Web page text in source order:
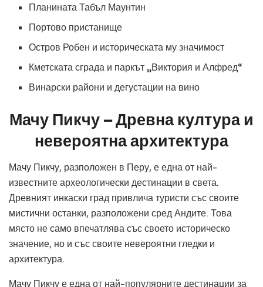
Планината Табъл Маунтин
Портово пристанище
Остров Робен и историческата му значимост
Кметската сграда и паркът „Виктория и Алфред“
Винарски райони и дегустации на вино
Мачу Пикчу – Древна култура и
невероятна архитектура
Мачу Пикчу, разположен в Перу, е една от най-
известните археологически дестинации в света.
Древният инкаски град привлича туристи със своите
мистични останки, разположени сред Андите. Това
място не само впечатлява със своето историческо
значение, но и със своите невероятни гледки и
архитектура.
Мачу Пикчу е една от най-популярните дестинации за